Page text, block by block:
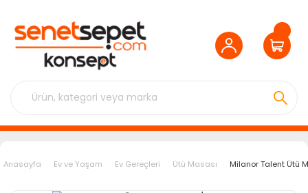
Anasayfa Ev ve Yaşam Ev Gereçleri Ütü Masası Milanor Talent Ütü